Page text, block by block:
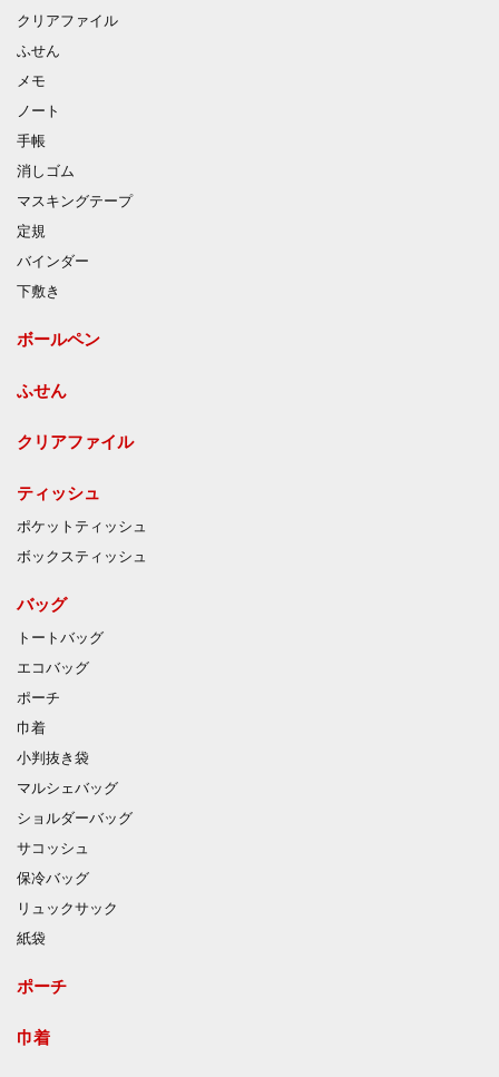
クリアファイル
ふせん
メモ
ノート
手帳
消しゴム
マスキングテープ
定規
バインダー
下敷き
ボールペン
ふせん
クリアファイル
ティッシュ
ポケットティッシュ
ボックスティッシュ
バッグ
トートバッグ
エコバッグ
ポーチ
巾着
小判抜き袋
マルシェバッグ
ショルダーバッグ
サコッシュ
保冷バッグ
リュックサック
紙袋
ポーチ
巾着